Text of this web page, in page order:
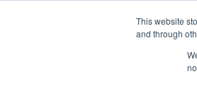
This website
and through